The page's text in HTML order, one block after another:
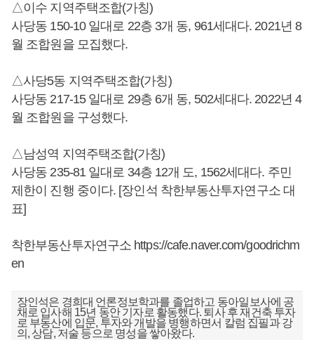
△이수 지역주택조합(가칭)
사당동 150-10 일대로 22층 3개 동, 961세대다. 2021년 8
월 조합원을 모집했다.
△사당5동 지역주택조합(가칭)
사당동 217-15 일대로 29층 6개 동, 502세대다. 2022년 4
월 조합원을 구성했다.
△남성역 지역주택조합(가칭)
사당동 235-81 일대로 34층 12개 도, 1562세대다. 주민
제한이 진행 중이다. [장인석 착한부동산투자연구소 대
표]
착한부동산투자연구소 https://cafe.naver.com/goodrichm
en
장인석은 경희대 언론정보학과를 졸업하고 동아일보사에 공
채로 입사해 15년 동안 기자로 활동했다. 퇴사 후 재건축 투자
로 부동산에 입문, 투자와 개발을 병행하면서 칼럼 집필과 강
의, 상담, 저술 등으로 명성을 쌓아왔다.